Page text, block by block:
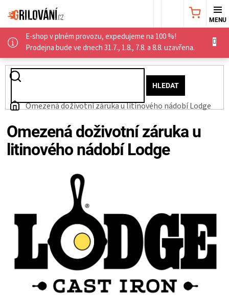
na
obsah
E-shop v plném provozu, expedujeme na 100 %!
Prodejna bude ve dnech 31.7., 1.8., 7.8. a 8.8. uzavřena.
HLEDAT
NÁKUPNÍ
AKČNÍ
NABÍDKA
GRILY
PALIVO
KOŘENÍ
Domů
Omezená doživotní záruka u litinového nádobí Lodge
Omezená doživotní záruka u
litinového nádobí Lodge